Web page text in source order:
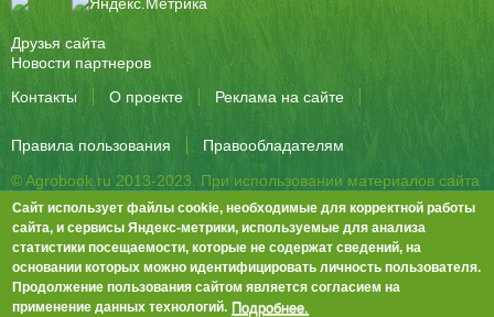
Друзья сайта
Новости партнеров
Контакты
О проекте Реклама на сайте
Правила пользования
Правообладателям
© Agrobook.ru 2013-2023. При использовании материалов сайта
активная ссылка на публикацию обязательна.
344000, Ростов-на-Дону, ул. Города Волос, д.6, 8 этаж, офис 803
Тел./факс: +7 (863) 282-83-13 e-mail:info@agrobook.ru
Возрастная категория сайта: 16+. Объявления на сайте не
премодерируются.Положение о защите персональных данных
Сайт использует файлы cookie, необходимые для корректной работы
сайта, и сервисы Яндекс-метрики, используемые для анализа
статистики посещаемости, которые не содержат сведений, на
основании которых можно идентифицировать личность пользователя.
Продолжение пользования сайтом является согласием на
применение данных технологий. Подробнее.